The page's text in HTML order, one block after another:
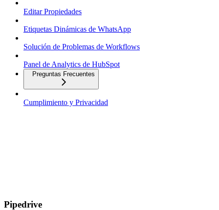
Editar Propiedades
Etiquetas Dinámicas de WhatsApp
Solución de Problemas de Workflows
Panel de Analytics de HubSpot
Preguntas Frecuentes
Cumplimiento y Privacidad
Pipedrive